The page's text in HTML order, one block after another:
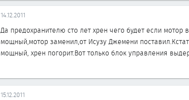
14.12.2011
Да предохранителю сто лет хрен чего будет если
мощный,мотор заменил,от Исузу Джемени
мощный, хрен погорит.Вот только блок управления
15.12.2011